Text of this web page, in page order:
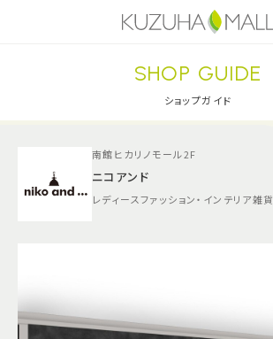
年中無休平 日：10:00~20:00
※店舗により異なる
ショップガイド
グルメ＆フード
SHOP GUIDE
ショップガイド
南館ヒカリノモール2F
ニコアンド
レディースファッション・インテリア雑貨